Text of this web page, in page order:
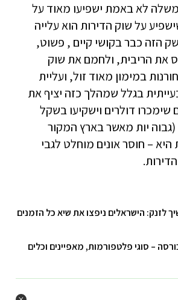
לא באמת ישפיעו מאוד על
על שוק הדירות הוא עלייה
הזה כבר בקושי קיים , פשוט,
את הריבית, ולחמם את שוק
במימון מאוד זול, ועליית
בגלל שמהלך כזה יציף את
דולרים וישקיעו בשקל
(גבוה יות מאשר בארץ המקור
– חוסר אונים מוחלט לגבי
לזנק: הישראלים ניפצו את שיא כל הזמנים
– סוגי פלטפורמות, מאפיינים וכלים